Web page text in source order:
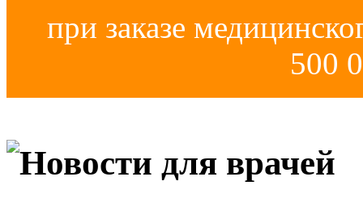
при заказе
500
Новости для врачей